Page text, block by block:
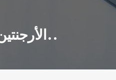
الأرجنتين تفشل في تجاوز أضعف فرق المجموعة الرابعة في مونديال روسيا 2018..